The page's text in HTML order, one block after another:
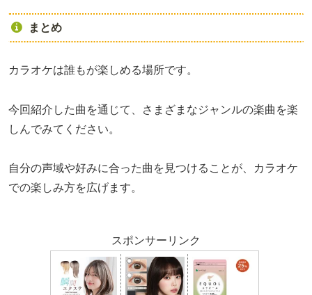
まとめ
カラオケは誰もが楽しめる場所です。
今回紹介した曲を通じて、さまざまなジャンルの楽曲を楽
しんでみてください。
自分の声域や好みに合った曲を見つけることが、カラオケ
での楽しみ方を広げます。
スポンサーリンク